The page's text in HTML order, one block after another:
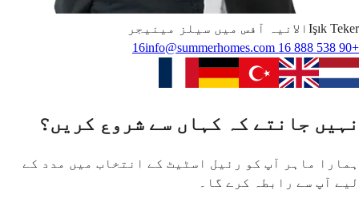
Işık Teker
الانیہ آفس میں سیلز مینیجر
+90 538 888 16 16
info@summerhomes.com
نہیں جانتے کہ کہاں سے شروع کریں؟
ہمارا ماہر آپ کو رئیل اسٹیٹ کے انتخاب میں مدد کے
لیے آپ سے رابطہ کرے گا۔